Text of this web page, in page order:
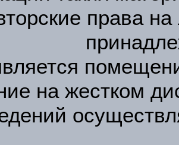
права
на жестком